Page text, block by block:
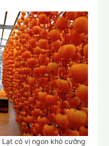
có vị ngon khó cưỡng